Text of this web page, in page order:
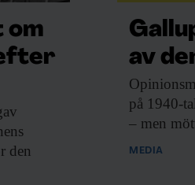
om
den
av
på 1940-
– men
MEDIA